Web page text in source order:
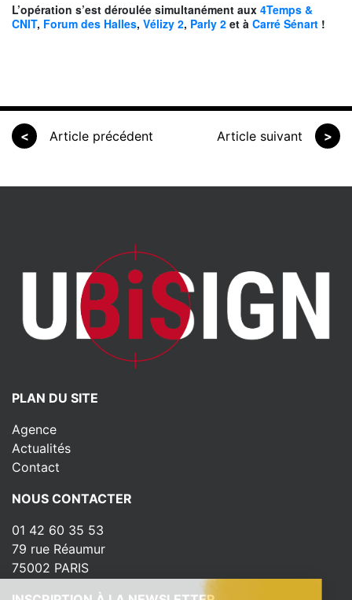
L’opération s’est déroulée simultanément aux 4Temps &
CNIT, Forum des Halles, Vélizy 2, Parly 2 et à Carré Sénart !
< Article précédent Article suivant >
PLAN DU SITE
Agence
Actualités
Contact
NOUS CONTACTER
01 42 60 35 53
79 rue Réaumur
75002 PARIS